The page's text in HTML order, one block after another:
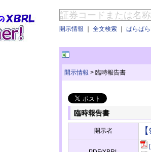
開示情報 ｜ 全文検索 ｜ ぱらぱ
開示情報 > 臨時報告書
臨時報告書
開示者